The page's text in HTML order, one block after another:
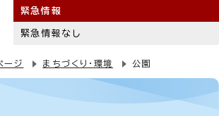
緊急情報
緊急情報なし
ージ まちづくり・環境 公園